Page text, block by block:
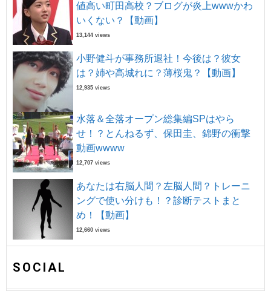
値高い町田高校？ブログが炎上wwwかわ
いくない？【動画】
13,144 views
小野健斗が事務所退社！今後は？彼女
は？姉や高城れに？薄桜鬼？【動画】
12,935 views
水落＆全落オープン総集編SPはやら
せ！？とんねるず、保田圭、錦野の衝撃
動画wwww
12,707 views
あなたは右脳人間？左脳人間？トレーニ
ングで使い分けも！？診断テストまと
め！【動画】
12,660 views
SOCIAL